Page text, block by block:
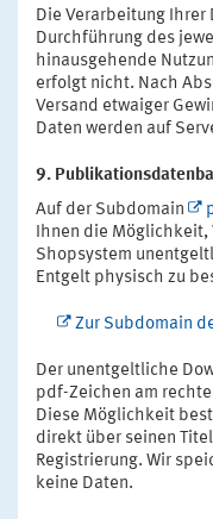
Die Verarbeitung
Durchführung des
hinausgehende
erfolgt nicht. Nach
Versand etwaiger
Daten werden auf
9.
Auf der Subdomain
Ihnen die
Shopsystem
Entgelt physisch zu
Zur Subdomain
Der unentgeltliche
pdf-Zeichen am
Diese Möglichkeit
direkt über seinen
Registrierung. Wir
keine Daten.